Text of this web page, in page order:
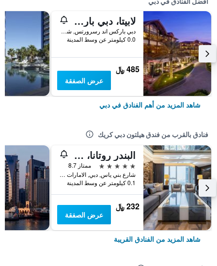
لابيتا، دبي باركس آند ريزورتس، أوتوغراف كوليكشن
دبي باركس اند رسرورتس, شارع الشيخ زايد, دبي, الامارات العربية المتحدة
0.0 كيلومتر عن وسط المدينة
485 ﷼
عرض الصفقة
شاهد المزيد من أهم الفنادق في دبي
فنادق بالقرب من فندق هيلتون دبي كريك
البندر روتانا، خور دبي
5 نجوم
ممتاز 8.7
شارع بني ياس, دبي, الامارات العربية المتحدة
0.1 كيلومتر عن وسط المدينة
232 ﷼
عرض الصفقة
شاهد المزيد من الفنادق القريبة